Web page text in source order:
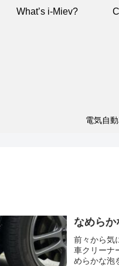
電気自
What’s i-Miev?
なめらか
前々から気
車クリーナ
めらかな泡